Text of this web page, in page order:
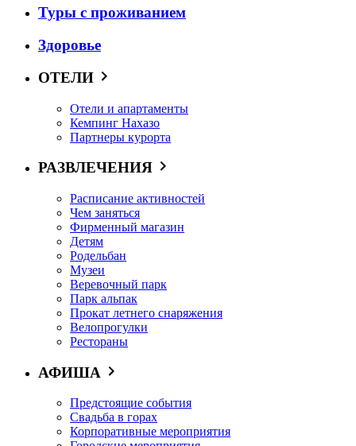
Туры с проживанием
Здоровье
ОТЕЛИ
Отели и апартаменты
Кемпинг Нахазо
Партнеры курорта
РАЗВЛЕЧЕНИЯ
Расписание активностей
Чем заняться
Фирменный магазин
Детям
Родельбан
Музеи
Веревочный парк
Парк альпак
Прокат летнего снаряжения
Велопрогулки
Рестораны
АФИША
Предстоящие события
Свадьба в горах
Корпоративные мероприятия